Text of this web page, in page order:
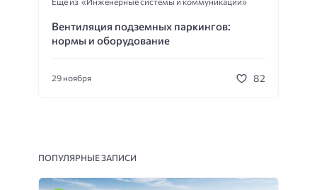
Вентиляция подземных паркингов:
нормы и оборудование
29 ноября 82
ПОПУЛЯРНЫЕ ЗАПИСИ